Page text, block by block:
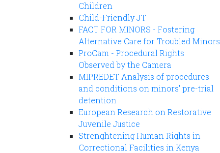
Children
Child-Friendly JT
FACT FOR MINORS - Fostering
Alternative Care for Troubled Minors
ProCam - Procedural Rights
Observed by the Camera
MIPREDET Analysis of procedures
and conditions on minors' pre-trial
detention
European Research on Restorative
Juvenile Justice
Strenghtening Human Rights in
Correctional Facilities in Kenya